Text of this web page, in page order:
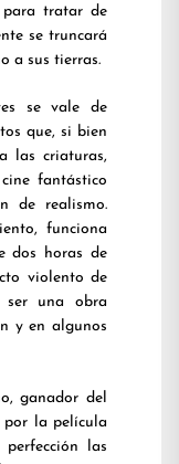
para tratar de
se truncará
a sus tierras.
se vale de
que, si bien
las criaturas,
fantástico
de realismo.
funciona
dos horas de
violento de
ser una obra
y en algunos
ganador del
la película
las